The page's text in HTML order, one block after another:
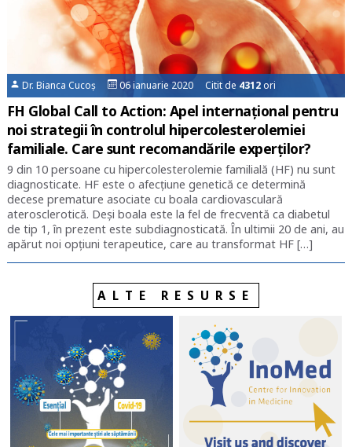
Dr. Bianca Cucoș 06 ianuarie 2020 Citit de 4312ori
FH Global Call to Action: Apel internațional pentru
noi strategii în controlul hipercolesterolemiei
familiale. Care sunt recomandările experților?
9 din 10 persoane cu hipercolesterolemie familială (HF) nu sunt
diagnosticate. HF este o afecțiune genetică ce determină
decese premature asociate cu boala cardiovasculară
aterosclerotică. Deși boala este la fel de frecventă ca diabetul
de tip 1, în prezent este subdiagnosticată. În ultimii 20 de ani, au
apărut noi opțiuni terapeutice, care au transformat HF […]
ALTE RESURSE